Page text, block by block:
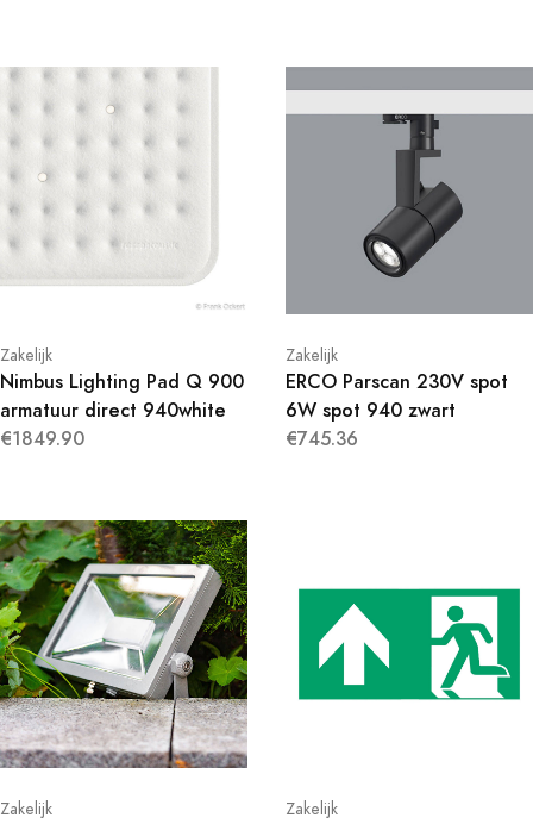
Zakelijk
Nimbus Lighting Pad Q 900
armatuur direct 940white
€1849.90
Zakelijk
ERCO Parscan 230V spot
6W spot 940 zwart
€745.36
Zakelijk Zakelijk